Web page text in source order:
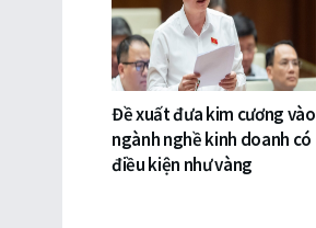
Đề xuất đưa kim cương vào
ngành nghề kinh doanh có
điều kiện như vàng